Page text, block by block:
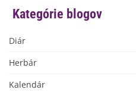
Kategórie blogov
Diár
Herbár
Kalendár